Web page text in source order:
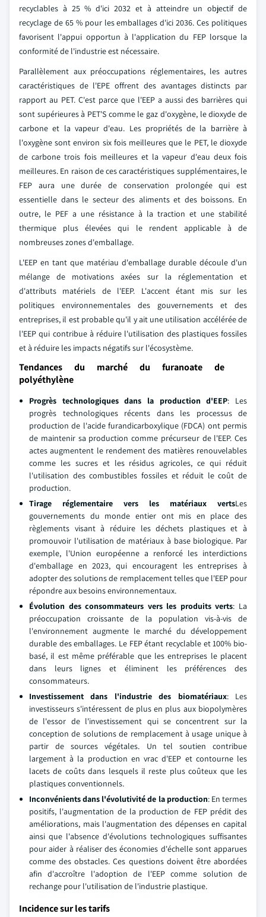
recyclables à 25 % d'ici 2032 et à atteindre un objectif de
recyclage de 65 % pour les emballages d'ici 2036. Ces politiques
favorisent l'appui opportun à l'application du FEP lorsque la
conformité de l'industrie est nécessaire.
Parallèlement aux préoccupations réglementaires, les autres
caractéristiques de l'EPE offrent des avantages distincts par
rapport au PET. C'est parce que l'EEP a aussi des barrières qui
sont supérieures à PET'S comme le gaz d'oxygène, le dioxyde de
carbone et la vapeur d'eau. Les propriétés de la barrière à
l'oxygène sont environ six fois meilleures que le PET, le dioxyde
de carbone trois fois meilleures et la vapeur d'eau deux fois
meilleures. En raison de ces caractéristiques supplémentaires, le
FEP aura une durée de conservation prolongée qui est
essentielle dans le secteur des aliments et des boissons. En
outre, le PEF a une résistance à la traction et une stabilité
thermique plus élevées qui le rendent applicable à de
nombreuses zones d'emballage.
L'EEP en tant que matériau d'emballage durable découle d'un
mélange de motivations axées sur la réglementation et
d'attributs matériels de l'EEP. L'accent étant mis sur les
politiques environnementales des gouvernements et des
entreprises, il est probable qu'il y ait une utilisation accélérée de
l'EEP qui contribue à réduire l'utilisation des plastiques fossiles
et à réduire les impacts négatifs sur l'écosystème.
Tendances du marché du furanoate de
polyéthylène
Progrès technologiques dans la production d'EEP: Les
progrès technologiques récents dans les processus de
production de l'acide furandicarboxylique (FDCA) ont permis
de maintenir sa production comme précurseur de l'EEP. Ces
actes augmentent le rendement des matières renouvelables
comme les sucres et les résidus agricoles, ce qui réduit
l'utilisation des combustibles fossiles et réduit le coût de
production.
Tirage réglementaire vers les matériaux vertsLes
gouvernements du monde entier ont mis en place des
règlements visant à réduire les déchets plastiques et à
promouvoir l'utilisation de matériaux à base biologique. Par
exemple, l'Union européenne a renforcé les interdictions
d'emballage en 2023, qui encouragent les entreprises à
adopter des solutions de remplacement telles que l'EEP pour
répondre aux besoins environnementaux.
Évolution des consommateurs vers les produits verts: La
préoccupation croissante de la population vis-à-vis de
l'environnement augmente le marché du développement
durable des emballages. Le FEP étant recyclable et 100% bio-
basé, il est même préférable que les entreprises le placent
dans leurs lignes et éliminent les préférences des
consommateurs.
Investissement dans l'industrie des biomatériaux: Les
investisseurs s'intéressent de plus en plus aux biopolymères
de l'essor de l'investissement qui se concentrent sur la
conception de solutions de remplacement à usage unique à
partir de sources végétales. Un tel soutien contribue
largement à la production en vrac d'EEP et contourne les
lacets de coûts dans lesquels il reste plus coûteux que les
plastiques conventionnels.
Inconvénients dans l'évolutivité de la production: En termes
positifs, l'augmentation de la production de FEP prédit des
améliorations, mais l'augmentation des dépenses en capital
ainsi que l'absence d'évolutions technologiques suffisantes
pour aider à réaliser des économies d'échelle sont apparues
comme des obstacles. Ces questions doivent être abordées
afin d'accroître l'adoption de l'EEP comme solution de
rechange pour l'utilisation de l'industrie plastique.
Incidence sur les tarifs